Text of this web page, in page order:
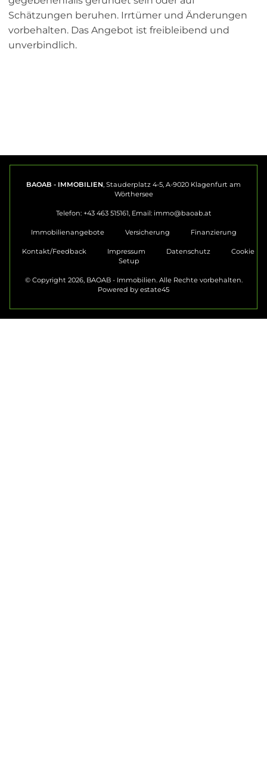
Schätzungen beruhen. Irrtümer und Änderungen
vorbehalten. Das Angebot ist freibleibend und
unverbindlich.
BAOAB - IMMOBILIEN, Stauderplatz 4-5, A-9020 Klagenfurt am
Wörthersee
Telefon: +43 463 515161, Email: immo@baoab.at
Immobilienangebote Versicherung Finanzierung
Kontakt/Feedback Impressum Datenschutz
Cookie
Setup
© Copyright 2026, BAOAB - Immobilien. Alle Rechte vorbehalten.
Powered by estate45